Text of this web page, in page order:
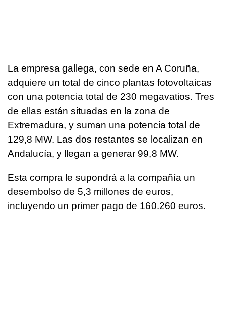
La empresa gallega, con sede en A Coruña,
adquiere un total de cinco plantas fotovoltaicas
con una potencia total de 230 megavatios. Tres
de ellas están situadas en la zona de
Extremadura, y suman una potencia total de
129,8 MW. Las dos restantes se localizan en
Andalucía, y llegan a generar 99,8 MW.
Esta compra le supondrá a la compañía un
desembolso de 5,3 millones de euros,
incluyendo un primer pago de 160.260 euros.